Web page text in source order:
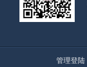
管理登陆